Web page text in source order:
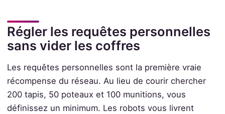
Régler les requêtes personnelles
sans vider les coffres
Les requêtes personnelles sont la première vraie
récompense du réseau. Au lieu de courir chercher
200 tapis, 50 poteaux et 100 munitions, vous
définissez un minimum. Les robots vous livrent